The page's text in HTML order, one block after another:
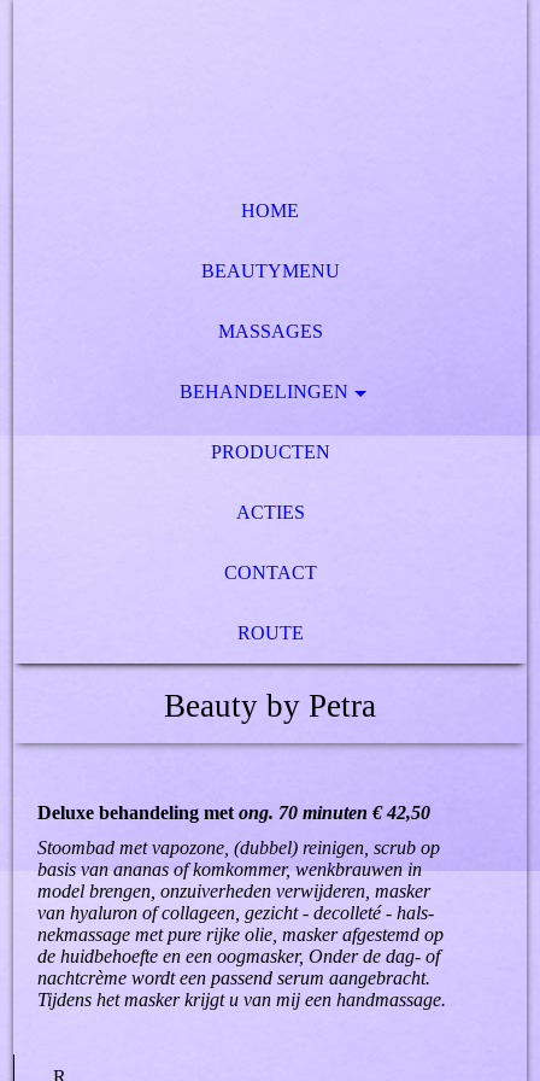
HOME
BEAUTYMENU
MASSAGES
BEHANDELINGEN
PRODUCTEN
ACTIES
CONTACT
ROUTE
Beauty by Petra
Deluxe behandeling met ong. 70 minuten € 42,50
Stoombad met vapozone, (dubbel) reinigen, scrub op
basis van ananas of komkommer, wenkbrauwen in
model brengen, onzuiverheden verwijderen, masker
van hyaluron of collageen, gezicht - decolleté - hals-
nekmassage met pure rijke olie, masker afgestemd op
de huidbehoefte en een oogmasker, Onder de dag- of
nachtcrème wordt een passend serum aangebracht.
Tijdens het masker krijgt u van mij een handmassage.